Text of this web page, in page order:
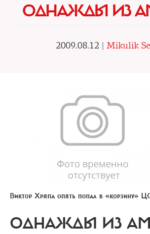
ОДНАЖДЫ ИЗ
2009.08.12 | Mikulik
Виктор Хряпа опять попал в «корзину»
ОДНАЖДЫ ИЗ